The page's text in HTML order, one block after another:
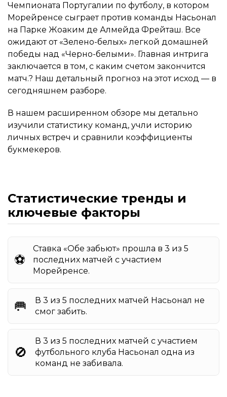
Чемпионата Португалии по футболу, в котором
Морейренсе сыграет против команды Насьонал
на Парке Жоаким де Алмейда Фрейташ. Все
ожидают от «Зелено-белых» легкой домашней
победы над «Черно-белыми». Главная интрига
заключается в том, с каким счетом закончится
матч.? Наш детальный прогноз на этот исход — в
сегодняшнем разборе.
В нашем расширенном обзоре мы детально
изучили статистику команд, учли историю
личных встреч и сравнили коэффициенты
букмекеров.
Статистические тренды и
ключевые факторы
⚽️
Ставка «Обе забьют» прошла в 3 из 5
последних матчей с участием
Морейренсе.
🥅
В 3 из 5 последних матчей Насьонал не
смог забить.
🚫
В 3 из 5 последних матчей с участием
футбольного клуба Насьонал одна из
команд не забивала.